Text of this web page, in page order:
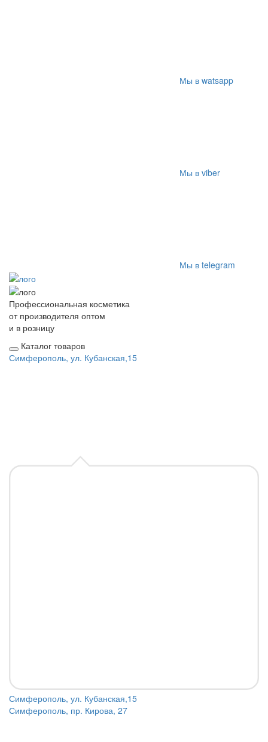
Мы в watsapp
Мы в viber
Мы в telegram
Профессиональная косметика
от производителя оптом
и в розницу
Каталог товаров
Симферополь, ул. Кубанская,15
Симферополь, ул. Кубанская,15
Симферополь, пр. Кирова, 27